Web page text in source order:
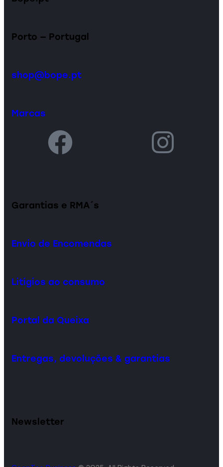
Porto — Portugal
shop@bope.pt
Marcas
Garantias e RMA´s
Envio de Encomendas
Litígios ao consumo
Portal da Queixa
Entregas, devoluções & garantias
Newsletter